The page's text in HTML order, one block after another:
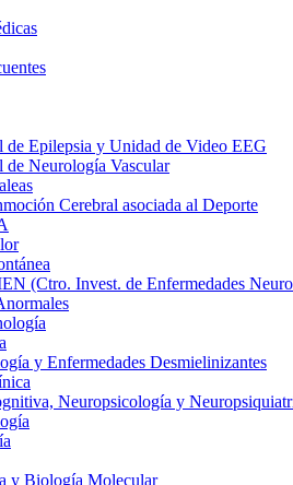
de Epilepsia y Unidad de Video EEG
de Neurología Vascular
Cerebral asociada al Deporte
(Ctro. Invest. de Enfermedades
y Enfermedades Desmielinizantes
Neuropsicología y
y Biología Molecular